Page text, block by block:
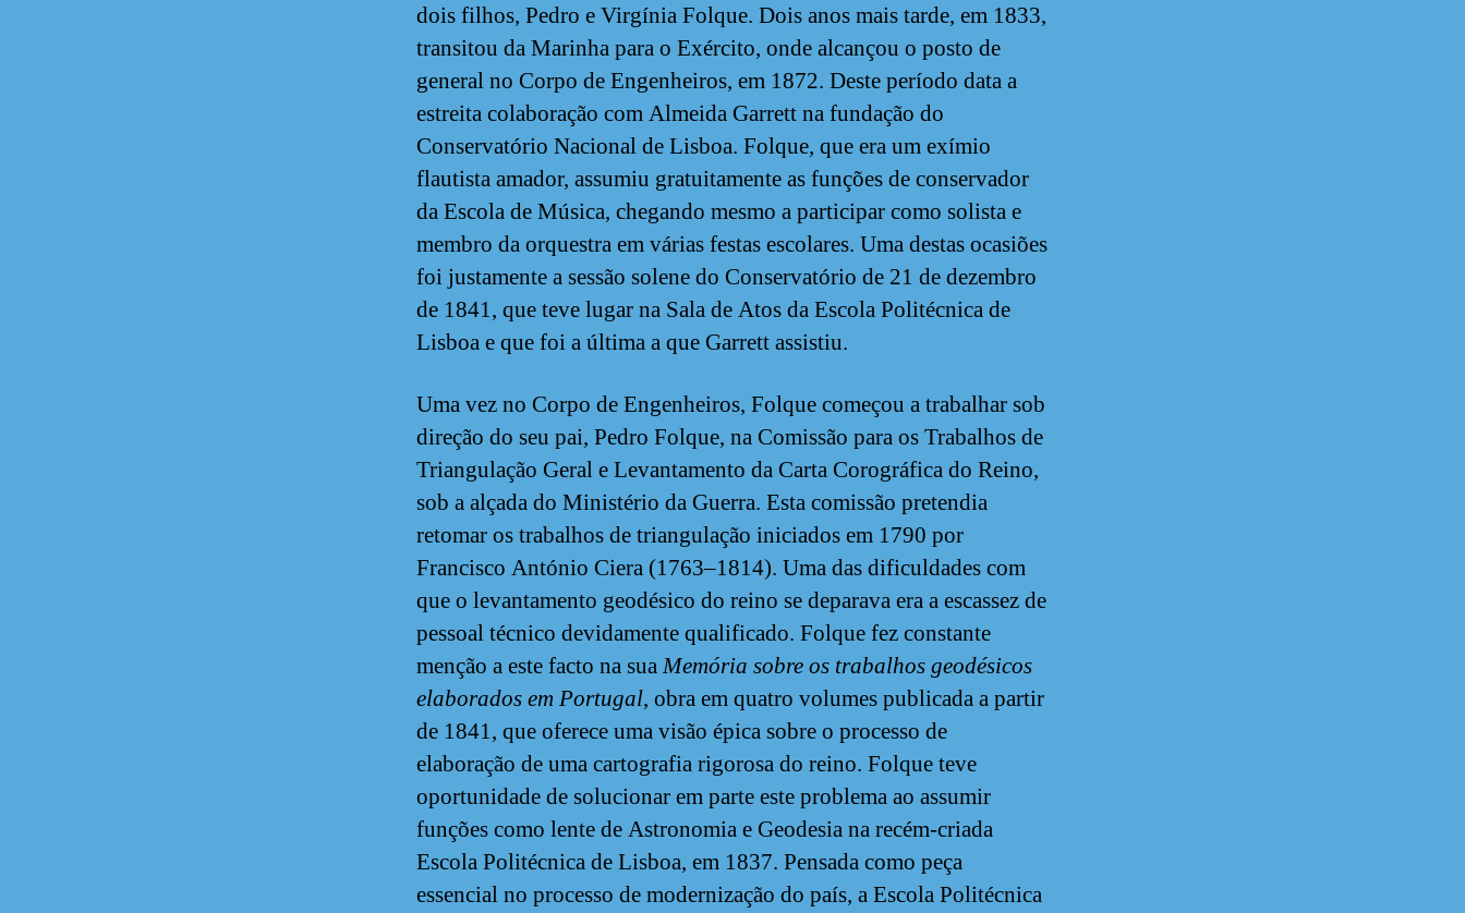
dois filhos, Pedro e Virgínia Folque. Dois anos mais tarde, em 1833,
transitou da Marinha para o Exército, onde alcançou o posto de
general no Corpo de Engenheiros, em 1872. Deste período data a
estreita colaboração com Almeida Garrett na fundação do
Conservatório Nacional de Lisboa. Folque, que era um exímio
flautista amador, assumiu gratuitamente as funções de conservador
da Escola de Música, chegando mesmo a participar como solista e
membro da orquestra em várias festas escolares. Uma destas ocasiões
foi justamente a sessão solene do Conservatório de 21 de dezembro
de 1841, que teve lugar na Sala de Atos da Escola Politécnica de
Lisboa e que foi a última a que Garrett assistiu.
Uma vez no Corpo de Engenheiros, Folque começou a trabalhar sob
direção do seu pai, Pedro Folque, na Comissão para os Trabalhos de
Triangulação Geral e Levantamento da Carta Corográfica do Reino,
sob a alçada do Ministério da Guerra. Esta comissão pretendia
retomar os trabalhos de triangulação iniciados em 1790 por
Francisco António Ciera (1763–1814). Uma das dificuldades com
que o levantamento geodésico do reino se deparava era a escassez de
pessoal técnico devidamente qualificado. Folque fez constante
menção a este facto na suaMemória sobre os trabalhos geodésicos
elaborados em Portugal, obra em quatro volumes publicada a partir
de 1841, que oferece uma visão épica sobre o processo de
elaboração de uma cartografia rigorosa do reino. Folque teve
oportunidade de solucionar em parte este problema ao assumir
funções como lente de Astronomia e Geodesia na recém-criada
Escola Politécnica de Lisboa, em 1837. Pensada como peça
essencial no processo de modernização do país, a Escola Politécnica